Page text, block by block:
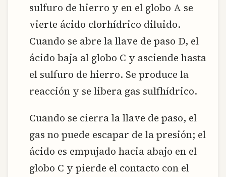
sulfuro de hierro y en el globo A se
vierte ácido clorhídrico diluido.
Cuando se abre la llave de paso D, el
ácido baja al globo C y asciende hasta
el sulfuro de hierro. Se produce la
reacción y se libera gas sulfhídrico.
Cuando se cierra la llave de paso, el
gas no puede escapar de la presión; el
ácido es empujado hacia abajo en el
globo C y pierde el contacto con el